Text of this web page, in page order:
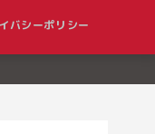
バシーポリシー